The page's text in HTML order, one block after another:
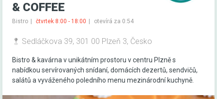
& COFFEE
Bistro čtvrtek 8:00 - 18:00 otevírá za 0:54
Sedláčkova 39, 301 00 Plzeň 3, Česko
Bistro & kavárna v unikátním prostoru v centru Plzně s
nabídkou servírovaných snídaní, domácích dezertů, sendvičů,
salátů a vyváženého poledního menu mezinárodní kuchyně.